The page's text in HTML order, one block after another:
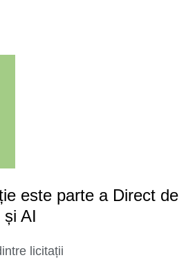
este parte a Direct de
AI
licitații